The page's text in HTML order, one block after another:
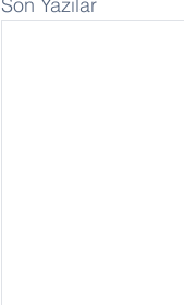
Son Yazılar